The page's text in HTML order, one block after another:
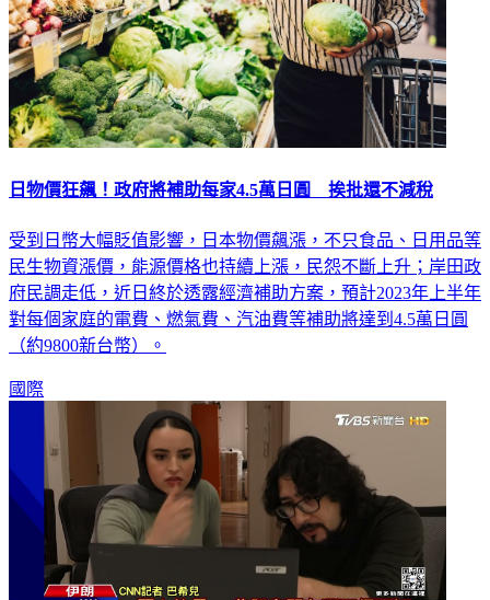
日物價狂飆！政府將補助每家4.5萬日圓 挨批還不減稅
受到日幣大幅貶值影響，日本物價飆漲，不只食品、日用品等
民生物資漲價，能源價格也持續上漲，民怨不斷上升；岸田政
府民調走低，近日終於透露經濟補助方案，預計2023年上半年
對每個家庭的電費、燃氣費、汽油費等補助將達到4.5萬日圓
（約9800新台幣）。
國際